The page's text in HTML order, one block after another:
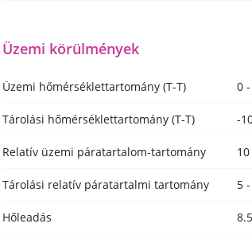
Üzemi körülmények
Üzemi hőmérséklettartomány (T-T) 0
Tárolási hőmérséklettartomány (T-T) -
Relatív üzemi páratartalom-tartomány
Tárolási relatív páratartalmi tartomány 5
Hőleadás